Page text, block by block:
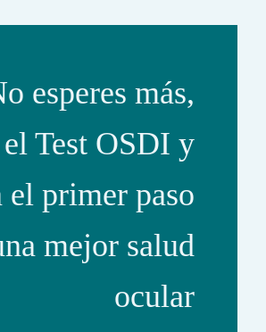
esperes más,
Test OSDI y
el primer paso
mejor salud
ocular